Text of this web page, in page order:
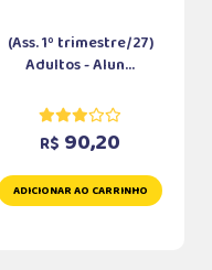
(Ass. 1º trimestre/27)
Adultos - Alun...
R$ 90,20
ADICIONAR AO CARRINHO